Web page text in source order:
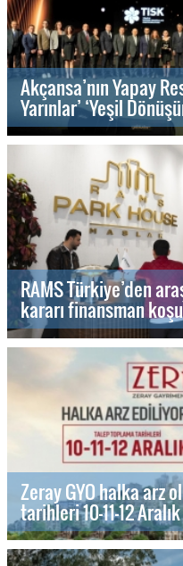
Akçansa’nın Yapay
Yarınlar’ ‘Yeşil
RAMS Türkiye’den
kararı finansman
Zeray GYO halka arz
tarihleri 10-11-12 Aralık